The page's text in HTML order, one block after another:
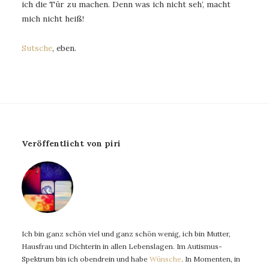
ich die Tür zu machen. Denn was ich nicht seh‘, macht
mich nicht heiß!
Sutsche, eben.
Veröffentlicht von piri
Ich bin ganz schön viel und ganz schön wenig, ich bin Mutter,
Hausfrau und Dichterin in allen Lebenslagen. Im Autismus-
Spektrum bin ich obendrein und habe Wünsche. In Momenten, in